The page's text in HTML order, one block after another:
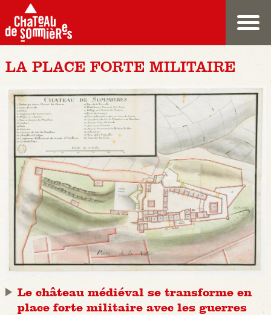
LA PLACE FORTE MILITAIRE
Le château médiéval se transforme en
place forte militaire avec les guerres